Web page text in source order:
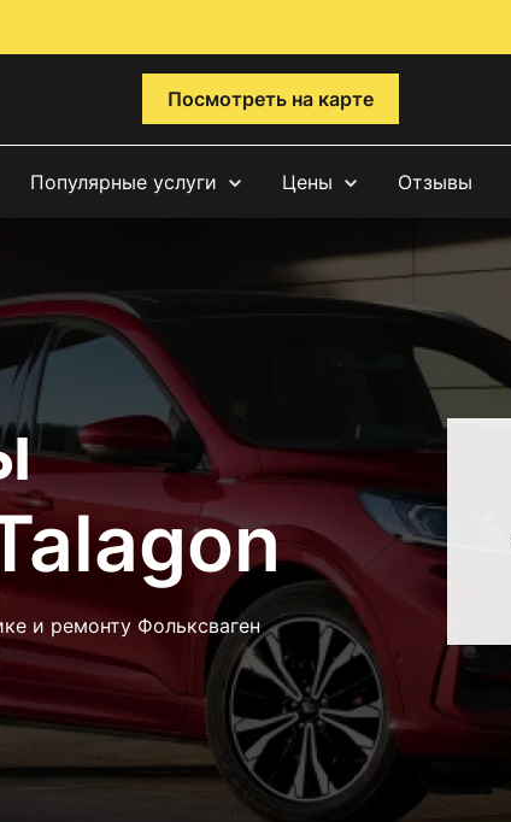
Посмотреть на карте
Популярные услуги Цены Отзывы
и ремонту Фольксваген